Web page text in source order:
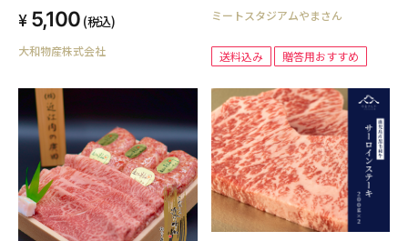
5,100 (税込)
大和物産株式会社
ミートスタジアムやまさん
送料込み 贈答用おすすめ